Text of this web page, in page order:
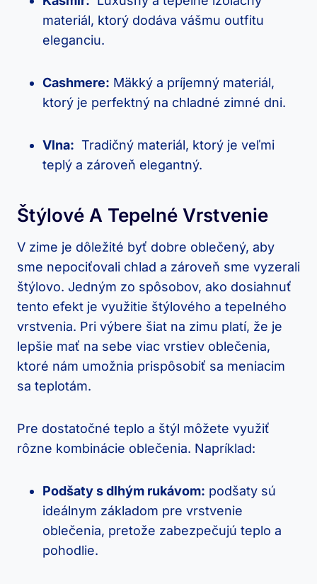
materiál, ktorý dodáva vášmu outfitu
eleganciu.
Cashmere: Mäkký ​a príjemný materiál,
ktorý je perfektný na​ chladné zimné dni.
Vlna: ​ Tradičný materiál, ktorý je veľmi
teplý​ a zároveň elegantný.
Štýlové A Tepelné Vrstvenie
V‌ zime je dôležité⁢ byť ‌dobre oblečený, aby
sme ⁣nepociťovali chlad a zároveň sme vyzerali
štýlovo. ​Jedným zo spôsobov, ako dosiahnuť
tento efekt⁢ je využitie štýlového a tepelného
vrstvenia. Pri ​výbere šiat‌ na zimu⁢ platí, že je​
lepšie‍ mať ⁣na sebe viac vrstiev ⁤oblečenia,⁤
ktoré nám umožnia prispôsobiť sa meniacim
sa teplotám.
Pre dostatočné⁢ teplo a štýl môžete využiť
rôzne kombinácie oblečenia. Napríklad:
Podšaty s dlhým rukávom: podšaty sú
ideálnym‌ základom pre⁢ vrstvenie
oblečenia, pretože zabezpečujú teplo a
pohodlie.